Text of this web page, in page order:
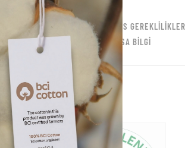
HAKKINDA
RCS
KISA BILGI